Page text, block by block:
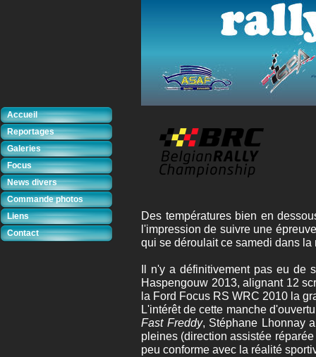
Accueil
Reportages
Galeries
Focus
News divers
Commande photos
Liens
Contact
Des températures bien en
l'impression de suivre une
qui se déroulait ce samedi dans la
Il n'y a définitivement pas eu
Haspengouw 2013, alignant 12
la Ford Focus RS WRC 2010 la
L'intérêt de cette manche
Fast Freddy, Stéphane Lhonnay
pleines (direction assistée
peu conforme avec la réalité